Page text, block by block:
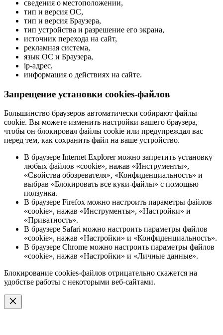
сведения о местоположении,
тип и версия ОС,
тип и версия Браузера,
тип устройства и разрешение его экрана,
источник перехода на сайт,
рекламная система,
язык ОС и Браузера,
ip-адрес,
информация о действиях на сайте.
Запрещение установки cookies-файлов
Большинство браузеров автоматически собирают файлы
cookie. Вы можете изменить настройки вашего браузера,
чтобы он блокировал файлы cookie или предупреждал вас
перед тем, как сохранить файл на ваше устройство.
В браузере Internet Explorer можно запретить установку
любых файлов «cookie», нажав «Инструменты»,
«Свойства обозревателя», «Конфиденциальность» и
выбрав «Блокировать все куки-файлы» с помощью
ползунка.
В браузере Firefox можно настроить параметры файлов
«cookie», нажав «Инструменты», «Настройки» и
«Приватность».
В браузере Safari можно настроить параметры файлов
«cookie», нажав «Настройки» и «Конфиденциальность».
В браузере Chrome можно настроить параметры файлов
«cookie», нажав «Настройки» и «Личные данные».
Блокирование cookies-файлов отрицательно скажется на
удобстве работы с некоторыми веб-сайтами.